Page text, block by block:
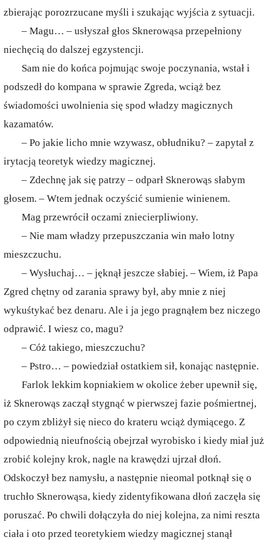
zbierając porozrzucane myśli i szukając wyjścia z sytuacji.
– Magu… – usłyszał głos Sknerowąsa przepełniony
niechęcią do dalszej egzystencji.
Sam nie do końca pojmując swoje poczynania, wstał i
podszedł do kompana w sprawie Zgreda, wciąż bez
świadomości uwolnienia się spod władzy magicznych
kazamatów.
– Po jakie licho mnie wzywasz, obłudniku? – zapytał z
irytacją teoretyk wiedzy magicznej.
– Zdechnę jak się patrzy – odparł Sknerowąs słabym
głosem. – Wtem jednak oczyścić sumienie winienem.
Mag przewrócił oczami zniecierpliwiony.
– Nie mam władzy przepuszczania win mało lotny
mieszczuchu.
– Wysłuchaj… – jęknął jeszcze słabiej. – Wiem, iż Papa
Zgred chętny od zarania sprawy był, aby mnie z niej
wykuśtykać bez denaru. Ale i ja jego pragnąłem bez niczego
odprawić. I wiesz co, magu?
– Cóż takiego, mieszczuchu?
– Pstro… – powiedział ostatkiem sił, konając następnie.
Farlok lekkim kopniakiem w okolice żeber upewnił się,
iż Sknerowąs zaczął stygnąć w pierwszej fazie pośmiertnej,
po czym zbliżył się nieco do krateru wciąż dymiącego. Z
odpowiednią nieufnością obejrzał wyrobisko i kiedy miał już
zrobić kolejny krok, nagle na krawędzi ujrzał dłoń.
Odskoczył bez namysłu, a następnie nieomal potknął się o
truchło Sknerowąsa, kiedy zidentyfikowana dłoń zaczęła się
poruszać. Po chwili dołączyła do niej kolejna, za nimi reszta
ciała i oto przed teoretykiem wiedzy magicznej stanął